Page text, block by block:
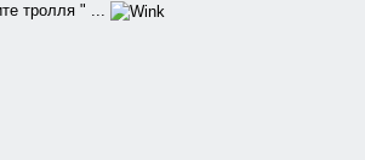
тролля " ...